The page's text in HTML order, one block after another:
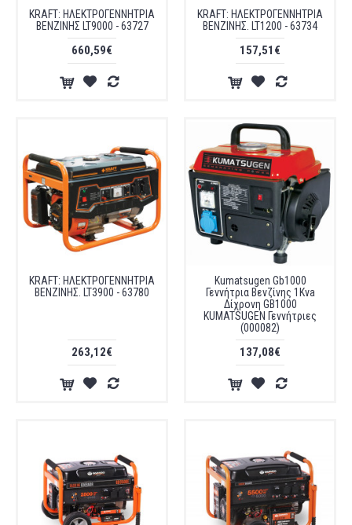
KRAFT: ΗΛΕΚΤΡΟΓΕΝΝΗΤΡΙΑ
ΒΕΝΖΙΝΗΣ LT9000 - 63727
660,59€
KRAFT: ΗΛΕΚΤΡΟΓΕΝΝΗΤΡΙΑ
ΒΕΝΖΙΝΗΣ. LT1200 - 63734
157,51€
KRAFT: ΗΛΕΚΤΡΟΓΕΝΝΗΤΡΙΑ
ΒΕΝΖΙΝΗΣ. LT3900 - 63780
263,12€
Kumatsugen Gb1000
Γεννήτρια Βενζίνης 1Kva
Δίχρονη GB1000
KUMATSUGEN Γεννήτριες
(000082)
137,08€